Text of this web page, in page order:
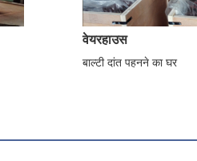
वेयरहाउस
बाल्टी दांत पहनने का घर